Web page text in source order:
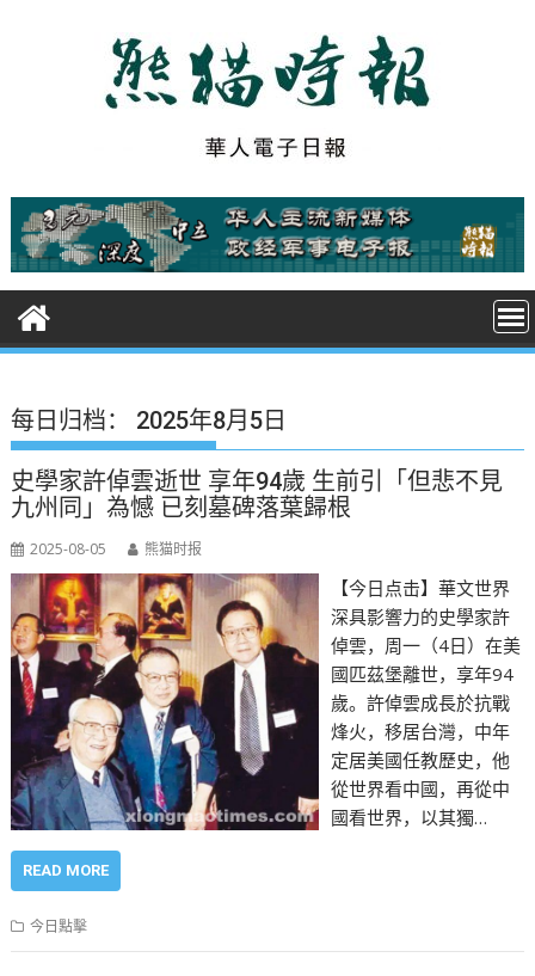
t
每日归档： 2025年8月5日
史學家許倬雲逝世 享年94歲 生前引「但悲不見
九州同」為憾 已刻墓碑落葉歸根
2025-08-05 熊猫时报
【今日点击】華文世界
深具影響力的史學家許
倬雲，周一（4日）在美
國匹茲堡離世，享年94
歲。許倬雲成長於抗戰
烽火，移居台灣，中年
定居美國任教歷史，他
從世界看中國，再從中
國看世界，以其獨…
READ MORE
今日點擊